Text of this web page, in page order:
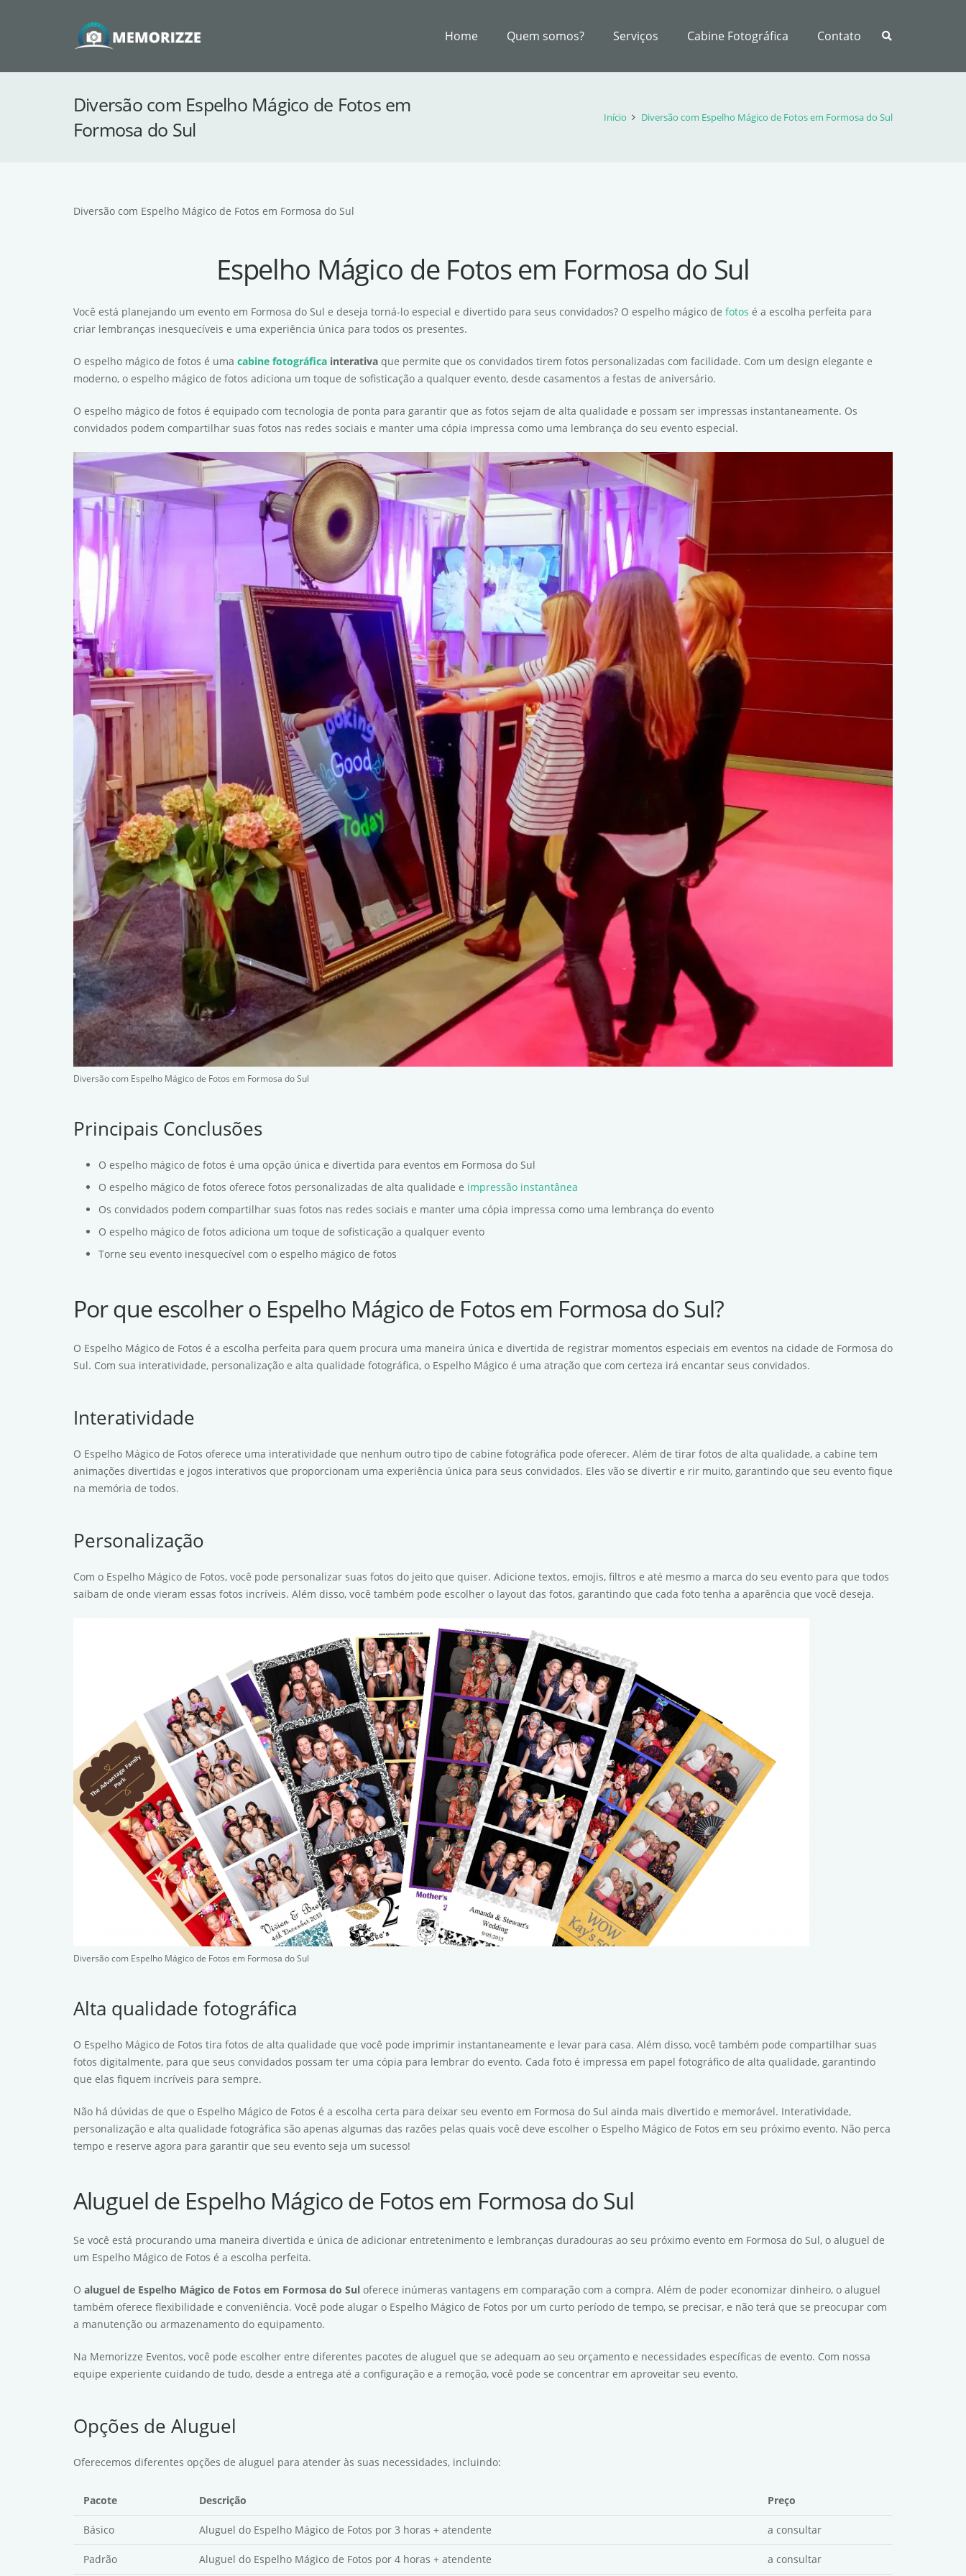
Home Quem somos? Serviços Cabine Fotográfica Contato
Diversão com Espelho Mágico de Fotos em
Formosa do Sul
Início Diversão com Espelho Mágico de Fotos em Formosa do Sul
Diversão com Espelho Mágico de Fotos em Formosa do Sul
Espelho Mágico de Fotos em Formosa do Sul
Você está planejando um evento em Formosa do Sul e deseja torná-lo especial e divertido para seus convidados? O espelho mágico de fotos é a escolha perfeita para
criar lembranças inesquecíveis e uma experiência única para todos os presentes.
O espelho mágico de fotos é uma cabine fotográfica interativa que permite que os convidados tirem fotos personalizadas com facilidade. Com um design elegante e
moderno, o espelho mágico de fotos adiciona um toque de sofisticação a qualquer evento, desde casamentos a festas de aniversário.
O espelho mágico de fotos é equipado com tecnologia de ponta para garantir que as fotos sejam de alta qualidade e possam ser impressas instantaneamente. Os
convidados podem compartilhar suas fotos nas redes sociais e manter uma cópia impressa como uma lembrança do seu evento especial.
Diversão com Espelho Mágico de Fotos em Formosa do Sul
Principais Conclusões
O espelho mágico de fotos é uma opção única e divertida para eventos em Formosa do Sul
O espelho mágico de fotos oferece fotos personalizadas de alta qualidade e impressão instantânea
Os convidados podem compartilhar suas fotos nas redes sociais e manter uma cópia impressa como uma lembrança do evento
O espelho mágico de fotos adiciona um toque de sofisticação a qualquer evento
Torne seu evento inesquecível com o espelho mágico de fotos
Por que escolher o Espelho Mágico de Fotos em Formosa do Sul?
O Espelho Mágico de Fotos é a escolha perfeita para quem procura uma maneira única e divertida de registrar momentos especiais em eventos na cidade de Formosa do
Sul. Com sua interatividade, personalização e alta qualidade fotográfica, o Espelho Mágico é uma atração que com certeza irá encantar seus convidados.
Interatividade
O Espelho Mágico de Fotos oferece uma interatividade que nenhum outro tipo de cabine fotográfica pode oferecer. Além de tirar fotos de alta qualidade, a cabine tem
animações divertidas e jogos interativos que proporcionam uma experiência única para seus convidados. Eles vão se divertir e rir muito, garantindo que seu evento fique
na memória de todos.
Personalização
Com o Espelho Mágico de Fotos, você pode personalizar suas fotos do jeito que quiser. Adicione textos, emojis, filtros e até mesmo a marca do seu evento para que todos
saibam de onde vieram essas fotos incríveis. Além disso, você também pode escolher o layout das fotos, garantindo que cada foto tenha a aparência que você deseja.
Diversão com Espelho Mágico de Fotos em Formosa do Sul
Alta qualidade fotográfica
O Espelho Mágico de Fotos tira fotos de alta qualidade que você pode imprimir instantaneamente e levar para casa. Além disso, você também pode compartilhar suas
fotos digitalmente, para que seus convidados possam ter uma cópia para lembrar do evento. Cada foto é impressa em papel fotográfico de alta qualidade, garantindo
que elas fiquem incríveis para sempre.
Não há dúvidas de que o Espelho Mágico de Fotos é a escolha certa para deixar seu evento em Formosa do Sul ainda mais divertido e memorável. Interatividade,
personalização e alta qualidade fotográfica são apenas algumas das razões pelas quais você deve escolher o Espelho Mágico de Fotos em seu próximo evento. Não perca
tempo e reserve agora para garantir que seu evento seja um sucesso!
Aluguel de Espelho Mágico de Fotos em Formosa do Sul
Se você está procurando uma maneira divertida e única de adicionar entretenimento e lembranças duradouras ao seu próximo evento em Formosa do Sul, o aluguel de
um Espelho Mágico de Fotos é a escolha perfeita.
O aluguel de Espelho Mágico de Fotos em Formosa do Sul oferece inúmeras vantagens em comparação com a compra. Além de poder economizar dinheiro, o aluguel
também oferece flexibilidade e conveniência. Você pode alugar o Espelho Mágico de Fotos por um curto período de tempo, se precisar, e não terá que se preocupar com
a manutenção ou armazenamento do equipamento.
Na Memorizze Eventos, você pode escolher entre diferentes pacotes de aluguel que se adequam ao seu orçamento e necessidades específicas de evento. Com nossa
equipe experiente cuidando de tudo, desde a entrega até a configuração e a remoção, você pode se concentrar em aproveitar seu evento.
Opções de Aluguel
Oferecemos diferentes opções de aluguel para atender às suas necessidades, incluindo:
Pacote Descrição Preço
Básico Aluguel do Espelho Mágico de Fotos por 3 horas + atendente a consultar
Padrão Aluguel do Espelho Mágico de Fotos por 4 horas + atendente a consultar